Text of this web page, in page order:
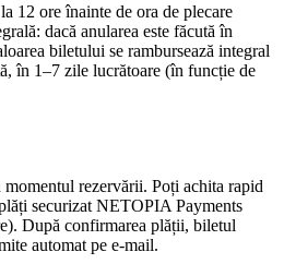
12 ore înainte de ora de plecare
dacă anularea este făcută în
biletului se rambursează integral
în 1–7 zile lucrătoare (în funcție de
momentul rezervării. Poți achita rapid
securizat NETOPIA Payments
După confirmarea plății, biletul
automat pe e-mail.